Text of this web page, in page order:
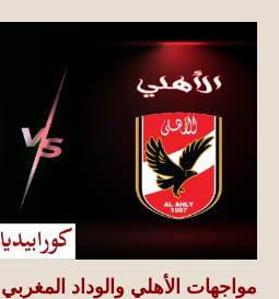
مواجهات الأهلي والوداد